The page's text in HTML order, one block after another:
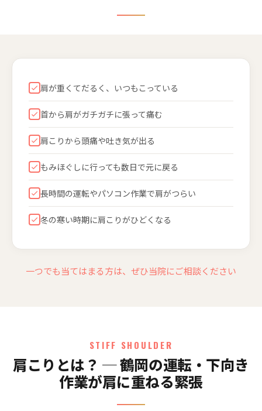
肩が重くてだるく、いつもこっている
首から肩がガチガチに張って痛む
肩こりから頭痛や吐き気が出る
もみほぐしに行っても数日で元に戻る
長時間の運転やパソコン作業で肩がつらい
冬の寒い時期に肩こりがひどくなる
一つでも当てはまる方は、ぜひ当院にご相談ください
STIFF SHOULDER
肩こりとは？ ─ 鶴岡の運転・下向き
作業が肩に重ねる緊張